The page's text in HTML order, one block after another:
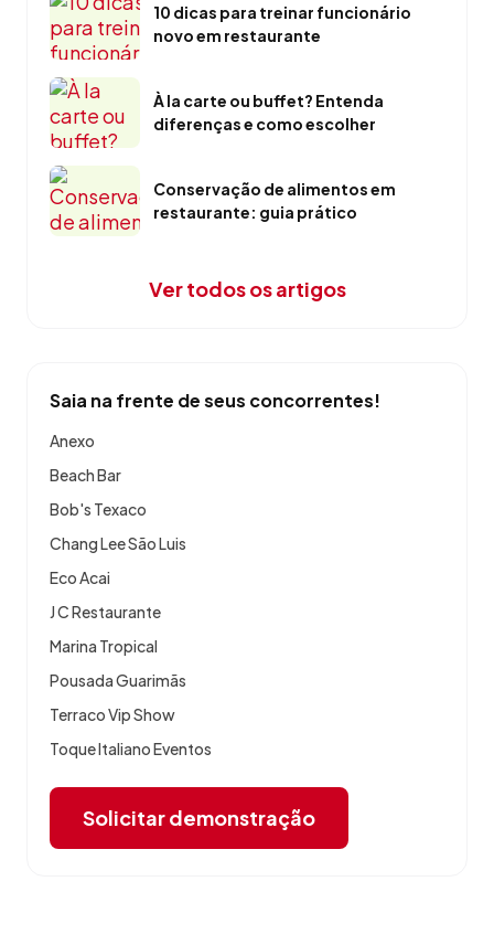
10 dicas para treinar funcionário
novo em restaurante
À la carte ou buffet? Entenda
diferenças e como escolher
Conservação de alimentos em
restaurante: guia prático
Ver todos os artigos
Saia na frente de seus concorrentes!
Anexo
Beach Bar
Bob's Texaco
Chang Lee São Luis
Eco Acai
J C Restaurante
Marina Tropical
Pousada Guarimãs
Terraco Vip Show
Toque Italiano Eventos
Solicitar demonstração